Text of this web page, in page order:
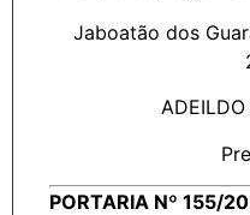
Jaboatão dos
ADEILDO
PORTARIA Nº 155/